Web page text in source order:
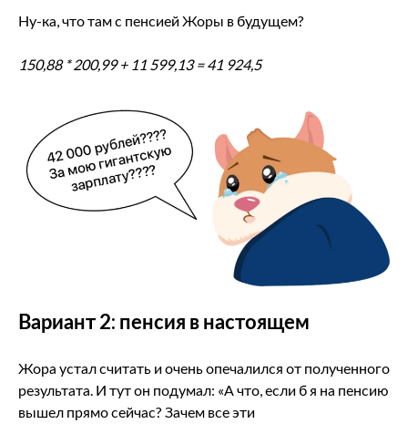
Ну-ка, что там с пенсией Жоры в будущем?
150,88 * 200,99 + 11 599,13 = 41 924,5
Вариант 2: пенсия в настоящем
Жора устал считать и очень опечалился от полученного
результата. И тут он подумал: «А что, если б я на пенсию
вышел прямо сейчас? Зачем все эти